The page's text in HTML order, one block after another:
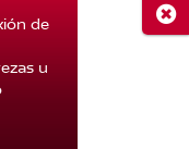
de
u